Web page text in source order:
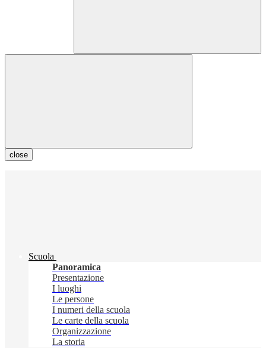
close
Scuola
Panoramica
Presentazione
I luoghi
Le persone
I numeri della scuola
Le carte della scuola
Organizzazione
La storia